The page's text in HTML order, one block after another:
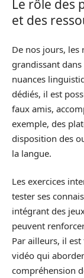
Le rôle des
et des
De nos jours, les
grandissant dans
nuances
dédiés, il est
faux amis,
exemple, des
disposition des
la langue.
Les exercices
tester ses
intégrant des
peuvent
Par ailleurs, il
vidéo qui
compréhension